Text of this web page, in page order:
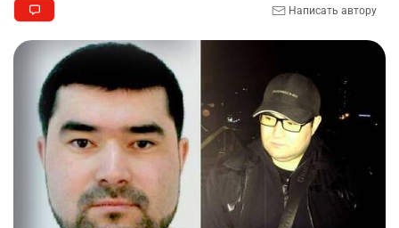
Написать автору